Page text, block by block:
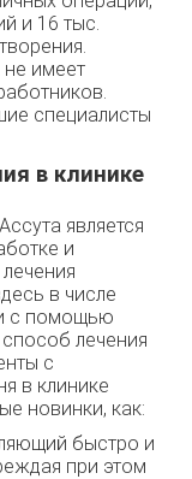
и 16 тыс.
не имеет
специалисты
в клинике
является
и
в числе
с помощью
лечения
с
в клинике
новинки, как:
быстро и
при этом